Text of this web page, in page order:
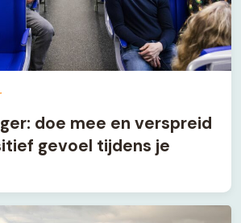
doe mee en verspreid
gevoel tijdens je